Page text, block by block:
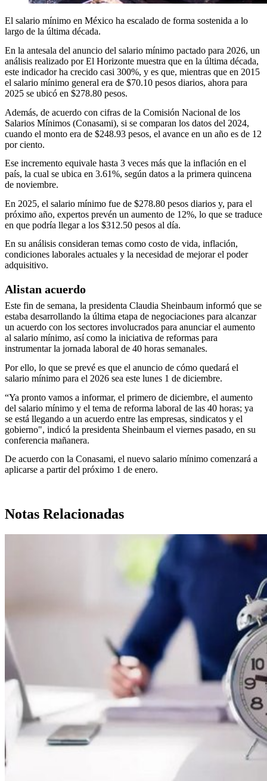
El salario mínimo en México ha escalado de forma sostenida a lo
largo de la última década.
En la antesala del anuncio del salario mínimo pactado para 2026, un
análisis realizado por El Horizonte muestra que en la última década,
este indicador ha crecido casi 300%, y es que, mientras que en 2015
el salario mínimo general era de $70.10 pesos diarios, ahora para
2025 se ubicó en $278.80 pesos.
Además, de acuerdo con cifras de la Comisión Nacional de los
Salarios Mínimos (Conasami), si se comparan los datos del 2024,
cuando el monto era de $248.93 pesos, el avance en un año es de 12
por ciento.
Ese incremento equivale hasta 3 veces más que la inflación en el
país, la cual se ubica en 3.61%, según datos a la primera quincena
de noviembre.
En 2025, el salario mínimo fue de $278.80 pesos diarios y, para el
próximo año, expertos prevén un aumento de 12%, lo que se traduce
en que podría llegar a los $312.50 pesos al día.
En su análisis consideran temas como costo de vida, inflación,
condiciones laborales actuales y la necesidad de mejorar el poder
adquisitivo.
Alistan acuerdo
Este fin de semana, la presidenta Claudia Sheinbaum informó que se
estaba desarrollando la última etapa de negociaciones para alcanzar
un acuerdo con los sectores involucrados para anunciar el aumento
al salario mínimo, así como la iniciativa de reformas para
instrumentar la jornada laboral de 40 horas semanales.
Por ello, lo que se prevé es que el anuncio de cómo quedará el
salario mínimo para el 2026 sea este lunes 1 de diciembre.
“Ya pronto vamos a informar, el primero de diciembre, el aumento
del salario mínimo y el tema de reforma laboral de las 40 horas; ya
se está llegando a un acuerdo entre las empresas, sindicatos y el
gobierno", indicó la presidenta Sheinbaum el viernes pasado, en su
conferencia mañanera.
De acuerdo con la Conasami, el nuevo salario mínimo comenzará a
aplicarse a partir del próximo 1 de enero.
Notas Relacionadas